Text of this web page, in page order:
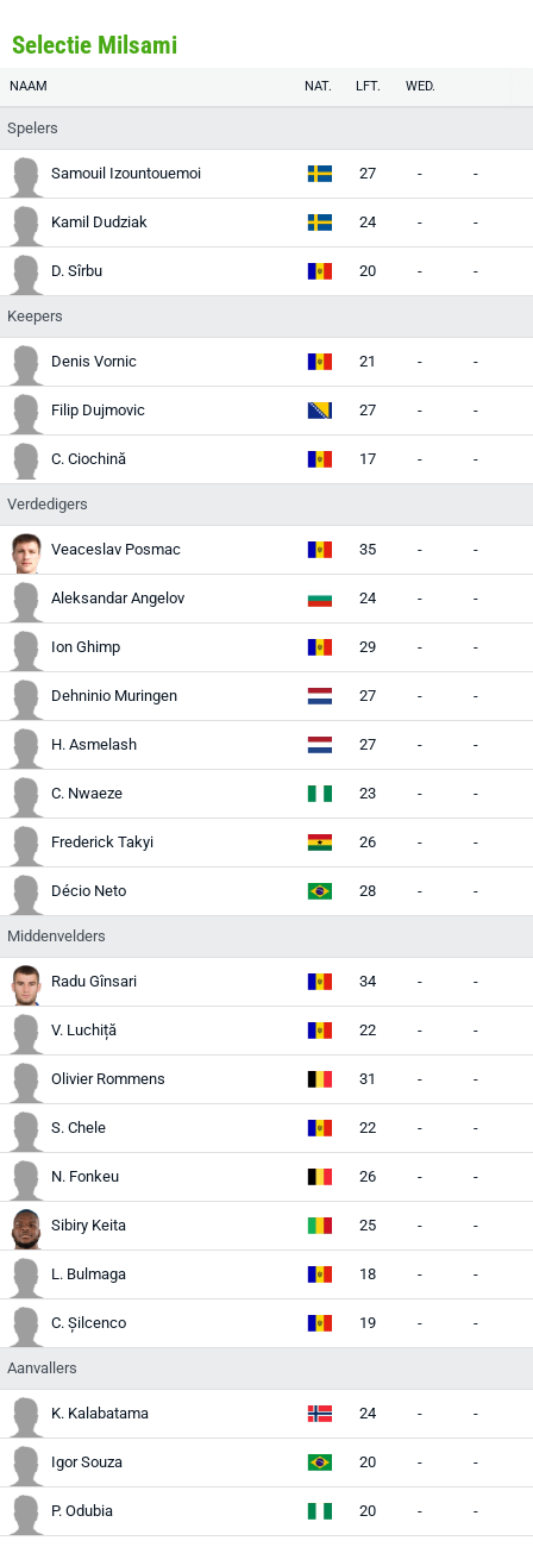
Selectie Milsami
NAAM NAT. LFT. WED.
Spelers
Samouil Izountouemoi 27 - -
Kamil Dudziak 24 - -
D. Sîrbu 20 - -
Keepers
Denis Vornic 21 - -
Filip Dujmovic 27 - -
C. Ciochină 17 - -
Verdedigers
Veaceslav Posmac 35 - -
Aleksandar Angelov 24 - -
Ion Ghimp 29 - -
Dehninio Muringen 27 - -
H. Asmelash 27 - -
C. Nwaeze 23 - -
Frederick Takyi 26 - -
Décio Neto 28 - -
Middenvelders
Radu Gînsari 34 - -
V. Luchiță 22 - -
Olivier Rommens 31 - -
S. Chele 22 - -
N. Fonkeu 26 - -
Sibiry Keita 25 - -
L. Bulmaga 18 - -
C. Șilcenco 19 - -
Aanvallers
K. Kalabatama 24 - -
Igor Souza 20 - -
P. Odubia 20 - -